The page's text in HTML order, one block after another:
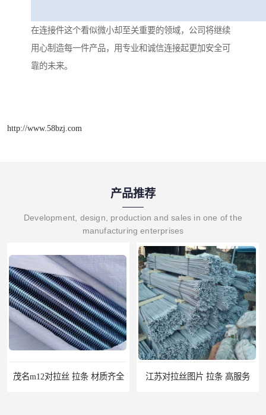
在连接件这个看似微小却至关重要的领域，公司将继续
用心制造每一件产品，用专业和诚信连接起更加安全可
靠的未来。
http://www.58bzj.com
产品推荐
Development, design, production and sales in one of the
manufacturing enterprises
江苏对拉丝图片 拉条 高服务